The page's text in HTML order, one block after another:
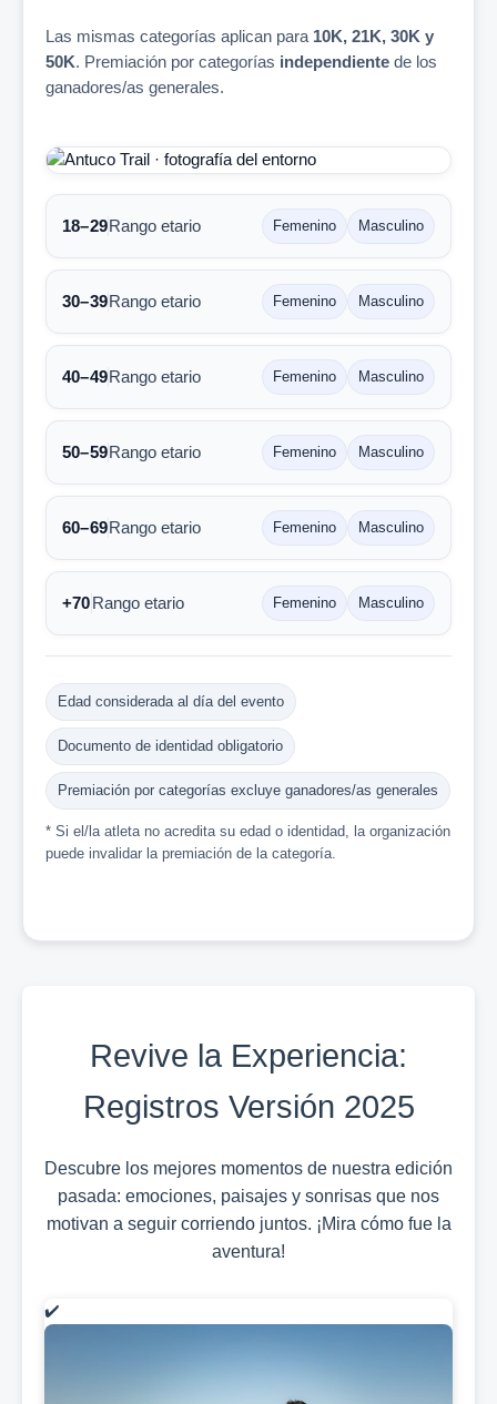
Las mismas categorías aplican para 10K, 21K, 30K y
50K. Premiación por categorías independiente de los
ganadores/as generales.
18–29Rango etario Femenino Masculino
30–39Rango etario Femenino Masculino
40–49Rango etario Femenino Masculino
50–59Rango etario Femenino Masculino
60–69Rango etario Femenino Masculino
+70Rango etario Femenino Masculino
Edad considerada al día del evento
Documento de identidad obligatorio
Premiación por categorías excluye ganadores/as generales
* Si el/la atleta no acredita su edad o identidad, la organización
puede invalidar la premiación de la categoría.
Revive la Experiencia:
Registros Versión 2025
Descubre los mejores momentos de nuestra edición
pasada: emociones, paisajes y sonrisas que nos
motivan a seguir corriendo juntos. ¡Mira cómo fue la
aventura!